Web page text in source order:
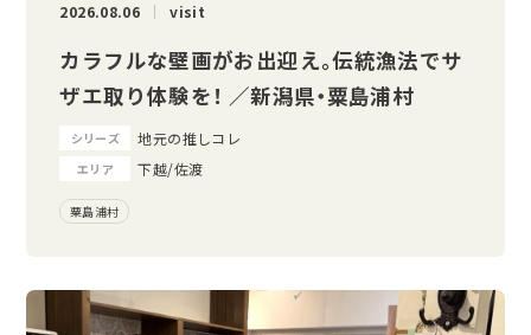
2026.08.06 visit
カラフルな壁画がお出迎え。伝統漁法でサ
ザエ取り体験を！ ／新潟県・粟島浦村
シリーズ 地元の推しコレ
エリア 下越/佐渡
粟島浦村